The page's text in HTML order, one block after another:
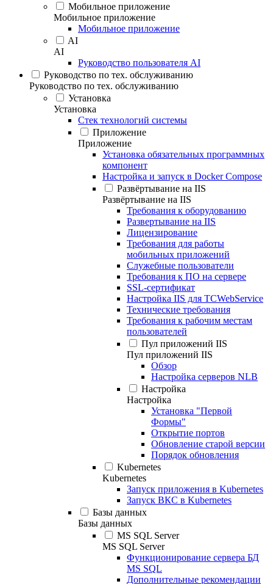
Мобильное приложение
Мобильное приложение
Мобильное приложение
AI
AI
Руководство пользователя AI
Руководство по тех. обслуживанию
Руководство по тех. обслуживанию
Установка
Установка
Стек технологий системы
Приложение
Приложение
Установка обязательных программных
компонент
Настройка и запуск в Docker Compose
Развёртывание на IIS
Развёртывание на IIS
Требования к оборудованию
Развертывание на IIS
Лицензирование
Требования для работы
мобильных приложений
Служебные пользователи
Требования к ПО на сервере
SSL-сертификат
Настройка IIS для TCWebService
Технические требования
Требования к рабочим местам
пользователей
Пул приложений IIS
Пул приложений IIS
Обзор
Настройка серверов NLB
Настройка
Настройка
Установка "Первой
Формы"
Открытие портов
Обновление старой версии
Порядок обновления
Kubernetes
Kubernetes
Запуск приложения в Kubernetes
Запуск ВКС в Kubernetes
Базы данных
Базы данных
MS SQL Server
MS SQL Server
Функционирование сервера БД
MS SQL
Дополнительные рекомендации